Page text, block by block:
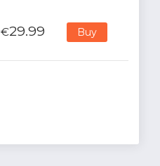
€29.99 Buy